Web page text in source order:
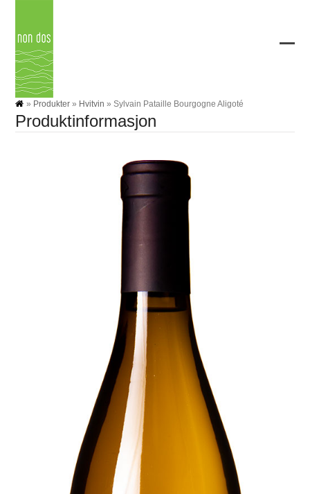
content
» Produkter » Hvitvin »Sylvain Pataille Bourgogne Aligoté
Produktinformasjon